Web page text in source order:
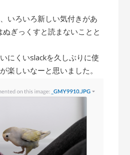
いろいろ新しい気付きがあ
ぎっくすと読まないことと
にくいslackを久しぶりに使
楽しいなーと思いました。